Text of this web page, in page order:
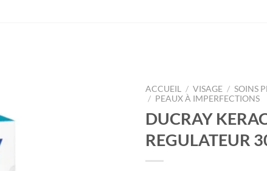
ACCUEIL / VISAGE / SOINS
/ PEAUX À IMPERFECTIONS
DUCRAY
REGULATEUR